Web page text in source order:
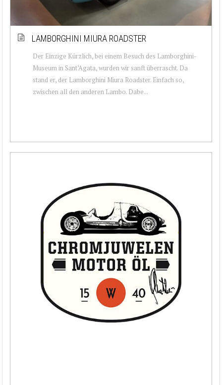
LAMBORGHINI MIURA ROADSTER
Der Einzige Kürzlich, bei einem Besuch des Lamborghini-
Museum in Sant’Agata, wurden wir sanft überrascht. Da
stand er, der Lamborghini Miura Roadster. Einfach so,
zwischen all den anderen Lambo. Dabe...